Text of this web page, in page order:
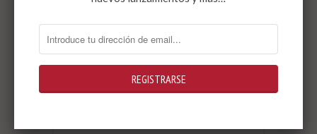
Dejar un comentario